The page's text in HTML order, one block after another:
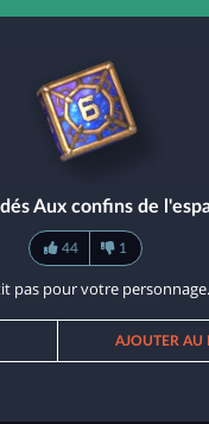
Aux confins de
44 1
pas pour votre
AJOUTER AU